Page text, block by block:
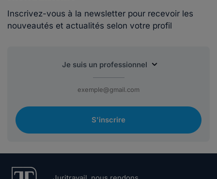
Inscrivez-vous à la newsletter pour recevoir les
nouveautés et actualités selon votre profil
S'inscrire